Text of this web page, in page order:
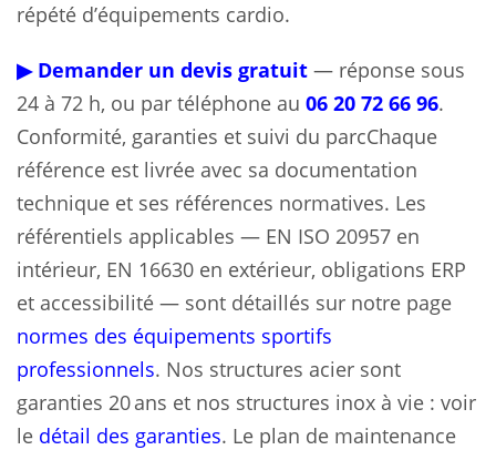
répété d’équipements cardio.
▶ Demander un devis gratuit — réponse sous
24 à 72 h, ou par téléphone au 06 20 72 66 96.
Conformité, garanties et suivi du parcChaque
référence est livrée avec sa documentation
technique et ses références normatives. Les
référentiels applicables — EN ISO 20957 en
intérieur, EN 16630 en extérieur, obligations ERP
et accessibilité — sont détaillés sur notre page
normes des équipements sportifs
professionnels. Nos structures acier sont
garanties 20 ans et nos structures inox à vie : voir
le détail des garanties. Le plan de maintenance